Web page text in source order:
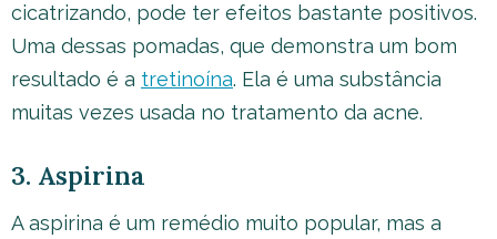
cicatrizando, pode ter efeitos bastante positivos.
Uma dessas pomadas, que demonstra um bom
resultado é a tretinoína. Ela é uma substância
muitas vezes usada no tratamento da acne.
3. Aspirina
A aspirina é um remédio muito popular, mas a